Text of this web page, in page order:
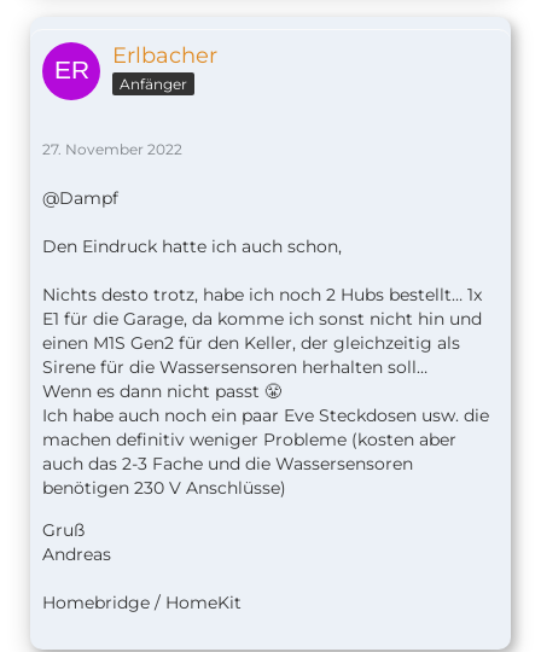
Erlbacher
Anfänger
27. November 2022
@Dampf
Den Eindruck hatte ich auch schon,
Nichts desto trotz, habe ich noch 2 Hubs bestellt… 1x
E1 für die Garage, da komme ich sonst nicht hin und
einen M1S Gen2 für den Keller, der gleichzeitig als
Sirene für die Wassersensoren herhalten soll…
Wenn es dann nicht passt 😤
Ich habe auch noch ein paar Eve Steckdosen usw. die
machen definitiv weniger Probleme (kosten aber
auch das 2-3 Fache und die Wassersensoren
benötigen 230 V Anschlüsse)
Gruß
Andreas
Homebridge / HomeKit